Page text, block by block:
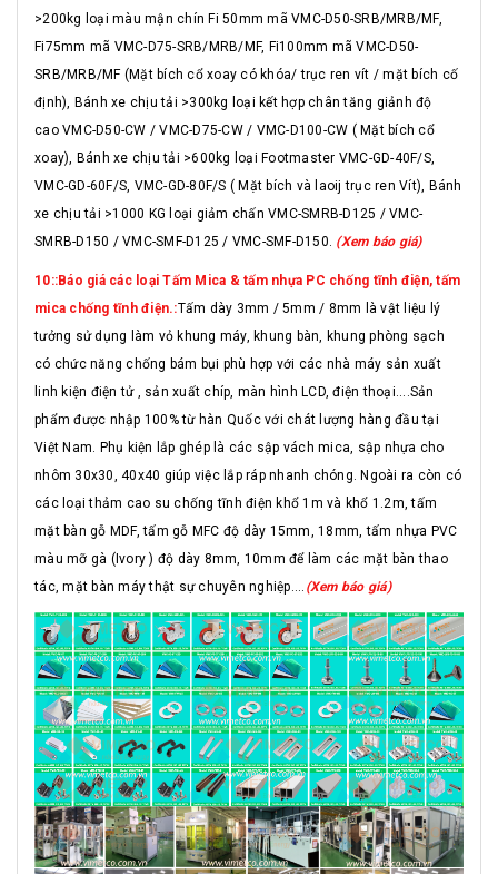
>200kg loại màu mận chín Fi 50mm mã VMC-D50-SRB/MRB/MF,
Fi75mm mã VMC-D75-SRB/MRB/MF, Fi100mm mã VMC-D50-
SRB/MRB/MF (Mặt bích cổ xoay có khóa/ trục ren vít / mặt bích cố
định), Bánh xe chịu tải >300kg loại kết hợp chân tăng giảnh độ
cao VMC-D50-CW / VMC-D75-CW / VMC-D100-CW ( Mặt bích cổ
xoay), Bánh xe chịu tải >600kg loại Footmaster VMC-GD-40F/S,
VMC-GD-60F/S, VMC-GD-80F/S ( Mặt bích và laoij trục ren Vít), Bánh
xe chịu tải >1000 KG loại giảm chấn VMC-SMRB-D125 / VMC-
SMRB-D150 / VMC-SMF-D125 / VMC-SMF-D150. (Xem báo giá)
10::Báo giá các loại Tấm Mica & tấm nhựa PC chống tĩnh điện, tấm
mica chống tĩnh điện.:Tấm dày 3mm / 5mm / 8mm là vật liệu lý
tưởng sử dụng làm vỏ khung máy, khung bàn, khung phòng sạch
có chức năng chống bám bụi phù hợp với các nhà máy sản xuất
linh kiện điện tử , sản xuất chíp, màn hình LCD, điện thoại....Sản
phẩm được nhập 100% từ hàn Quốc với chát lượng hàng đầu tại
Việt Nam. Phụ kiện lắp ghép là các sập vách mica, sập nhựa cho
nhôm 30x30, 40x40 giúp việc lắp ráp nhanh chóng. Ngoài ra còn có
các loại thảm cao su chống tĩnh điện khổ 1m và khổ 1.2m, tấm
mặt bàn gỗ MDF, tấm gỗ MFC độ dày 15mm, 18mm, tấm nhựa PVC
màu mỡ gà (Ivory ) độ dày 8mm, 10mm để làm các mặt bàn thao
tác, mặt bàn máy thật sự chuyên nghiệp....
(Xem báo giá)